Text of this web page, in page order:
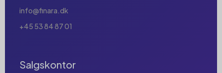
info@finara.dk
+45 53 84 87 01
Salgskontor